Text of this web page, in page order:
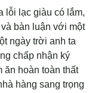
lỗi lạc giàu có lắm,
bàn luận với một
ngày trời anh ta
chấp nhận ký
ăn hoàn toàn thất
hàng sang trọng